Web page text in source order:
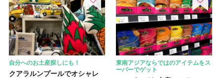
自分へのお土産探しにも！
クアラルンプールでオシャレ
東南アジアならではのアイテムをス
ーパーでゲット